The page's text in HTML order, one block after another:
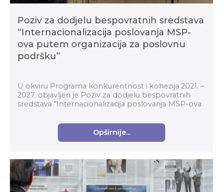
Poziv za dodjelu bespovratnih sredstava
“Internacionalizacija poslovanja MSP-
ova putem organizacija za poslovnu
podršku”
U okviru Programa konkurentnost i kohezija 2021. –
2027. objavljen je Poziv za dodjelu bespovratnih
sredstava "Internacionalizacija poslovanja MSP-ova
Opširnije...